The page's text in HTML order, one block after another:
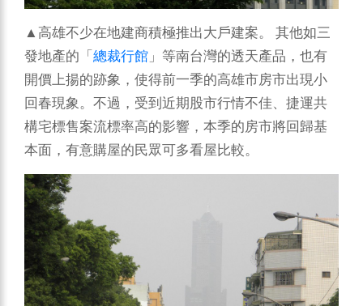
▲高雄不少在地建商積極推出大戶建案。 其他如三
發地產的「 總裁行館 」等南台灣的透天產品，也有
開價上揚的跡象，使得前一季的高雄市房市出現小
回春現象。不過，受到近期股市行情不佳、捷運共
構宅標售案流標率高的影響，本季的房市將回歸基
本面，有意購屋的民眾可多看屋比較。